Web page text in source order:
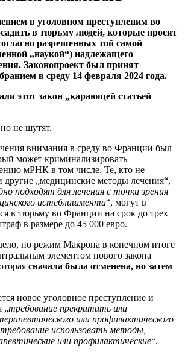
в уголовном преступленим во
в тюрьму людей, которые просят
разрешенных той самой
„наукой“) надлежащего
Законопроект был принят
в среду 14 февраля 2024 года.
этот закон „карающей статьей
не шутят.
внимания в среду во Франции был
может криминализировать
мРНК в том числе. Те, кто не
„медицинские методы лечения“,
подходят для лечения с точки зрения
истеблишмента“, могут в
в тюрьму во Франции на срок до трех
в размере до 45 000 евро.
но режим Макрона в конечном итоге
элементом нового закона
сначала была отменена, но затем
новое уголовное преступление и
„требование прекратить или
или профилактического
„требование использовать методы,
или профилактические“.